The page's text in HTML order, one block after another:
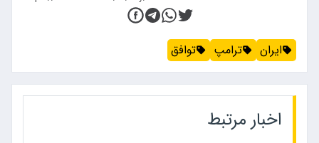
ایران ترامپ توافق
اخبار مرتبط